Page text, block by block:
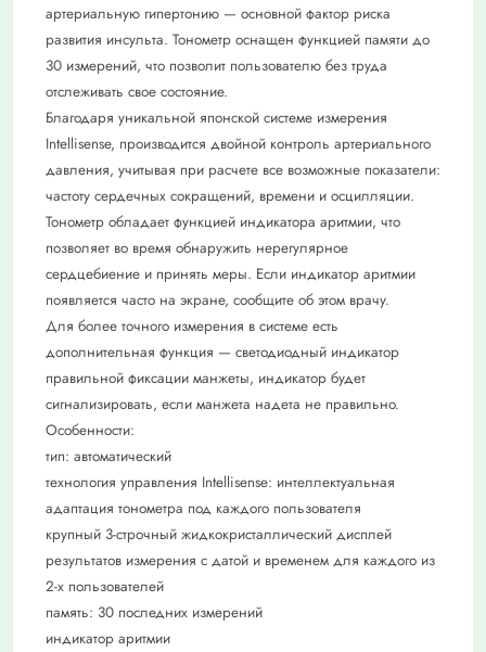
артериальную гипертонию — основной фактор риска
развития инсульта. Тонометр оснащен функцией памяти до
30 измерений, что позволит пользователю без труда
отслеживать свое состояние.
Благодаря уникальной японской системе измерения
Intellisense, производится двойной контроль артериального
давления, учитывая при расчете все возможные показатели:
частоту сердечных сокращений, времени и осцилляции.
Тонометр обладает функцией индикатора аритмии, что
позволяет во время обнаружить нерегулярное
сердцебиение и принять меры. Если индикатор аритмии
появляется часто на экране, сообщите об этом врачу.
Для более точного измерения в системе есть
дополнительная функция — светодиодный индикатор
правильной фиксации манжеты, индикатор будет
сигнализировать, если манжета надета не правильно.
Особенности:
тип: автоматический
технология управления Intellisense: интеллектуальная
адаптация тонометра под каждого пользователя
крупный 3-строчный жидкокристаллический дисплей
результатов измерения с датой и временем для каждого из
2-х пользователей
память: 30 последних измерений
индикатор аритмии